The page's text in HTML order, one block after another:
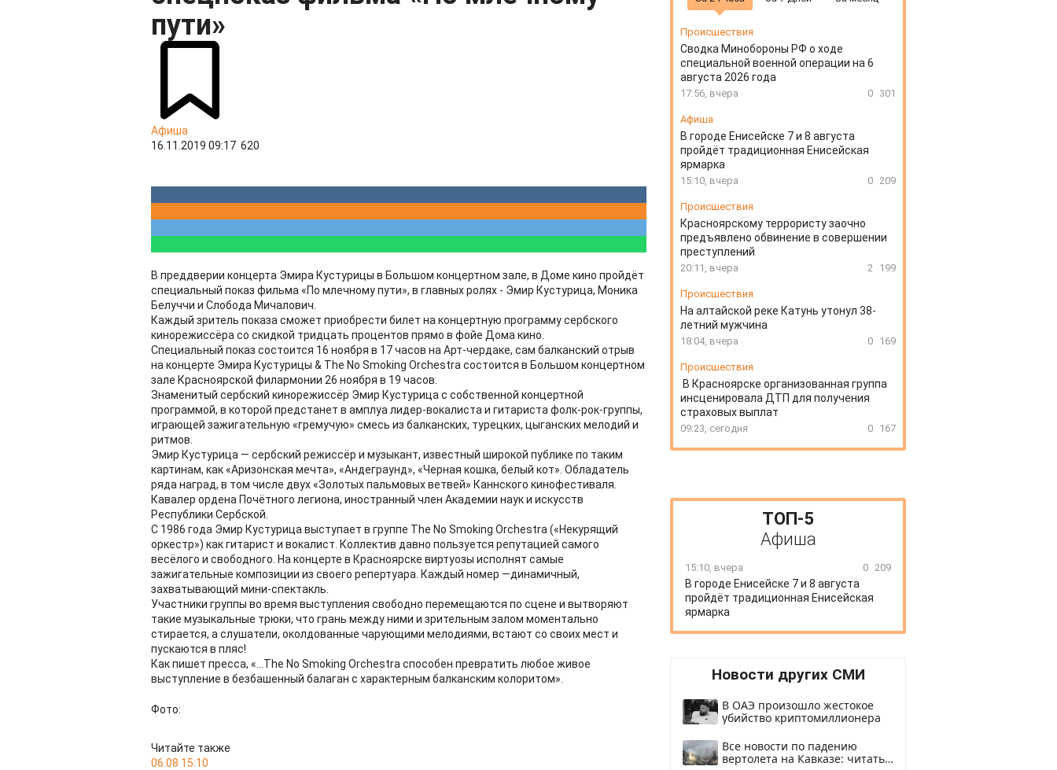
пути»
Афиша
16.11.2019 09:17 620
В преддверии концерта Эмира Кустурицы в Большом концертном зале, в Доме кино пройдёт
специальный показ фильма «По млечному пути», в главных ролях - Эмир Кустурица, Моника
Белуччи и Слобода Мичалович.
Каждый зритель показа сможет приобрести билет на концертную программу сербского
кинорежиссёра со скидкой тридцать процентов прямо в фойе Дома кино.
Специальный показ состоится 16 ноября в 17 часов на Арт-чердаке, сам балканский отрыв
на концерте Эмира Кустурицы & The No Smoking Orchestra состоится в Большом концертном
зале Красноярской филармонии 26 ноября в 19 часов.
Знаменитый сербский кинорежиссёр Эмир Кустурица с собственной концертной
программой, в которой предстанет в амплуа лидер-вокалиста и гитариста фолк-рок-группы,
играющей зажигательную «гремучую» смесь из балканских, турецких, цыганских мелодий и
ритмов.
Эмир Кустурица — сербский режиссёр и музыкант, известный широкой публике по таким
картинам, как «Аризонская мечта», «Андеграунд», «Черная кошка, белый кот». Обладатель
ряда наград, в том числе двух «Золотых пальмовых ветвей» Каннского кинофестиваля.
Кавалер ордена Почётного легиона, иностранный член Академии наук и искусств
Республики Сербской.
С 1986 года Эмир Кустурица выступает в группе The No Smoking Orchestra («Некурящий
оркестр») как гитарист и вокалист. Коллектив давно пользуется репутацией самого
весёлого и свободного. На концерте в Красноярске виртуозы исполнят самые
зажигательные композиции из своего репертуара. Каждый номер —динамичный,
захватывающий мини-спектакль.
Участники группы во время выступления свободно перемещаются по сцене и вытворяют
такие музыкальные трюки, что грань между ними и зрительным залом моментально
стирается, а слушатели, околдованные чарующими мелодиями, встают со своих мест и
пускаются в пляс!
Как пишет пресса, «…The No Smoking Orchestra способен превратить любое живое
выступление в безбашенный балаган с характерным балканским колоритом».
Фото:
Читайте также
06.08 15:10
Происшествия
Сводка Минобороны РФ о ходе
специальной военной операции на 6
августа 2026 года
17:56, вчера 0 301
Афиша
В городе Енисейске 7 и 8 августа
пройдёт традиционная Енисейская
ярмарка
15:10, вчера 0 209
Происшествия
Красноярскому террористу заочно
предъявлено обвинение в совершении
преступлений
20:11, вчера 2 199
Происшествия
На алтайской реке Катунь утонул 38-
летний мужчина
18:04, вчера 0 169
Происшествия
В Красноярске организованная группа
инсценировала ДТП для получения
страховых выплат
09:23, сегодня 0 167
ТОП-5
Афиша
15:10, вчера 0 209
В городе Енисейске 7 и 8 августа
пройдёт традиционная Енисейская
ярмарка
Новости других СМИ
В ОАЭ произошло жестокое
убийство криптомиллионера
Все новости по падению
вертолета на Кавказе: читать